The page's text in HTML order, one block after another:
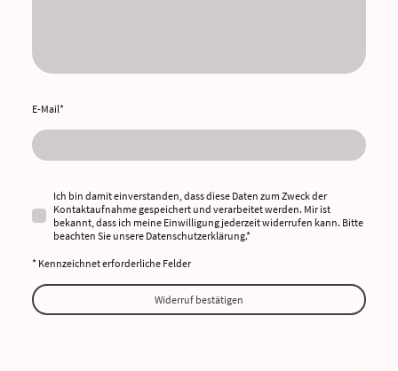
E-Mail*
Ich bin damit einverstanden, dass diese Daten zum Zweck der
Kontaktaufnahme gespeichert und verarbeitet werden. Mir ist
bekannt, dass ich meine Einwilligung jederzeit widerrufen kann. Bitte
beachten Sie unsere Datenschutzerklärung.*
* Kennzeichnet erforderliche Felder
Widerruf bestätigen